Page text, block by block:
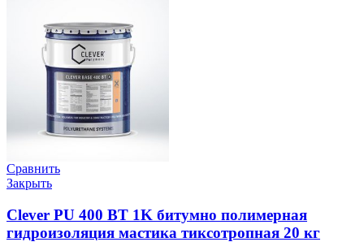
Сравнить
Закрыть
Clever PU 400 BT 1K битумно полимерная
гидроизоляция мастика тиксотропная 20 кг